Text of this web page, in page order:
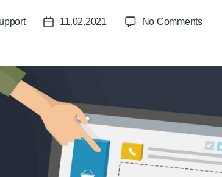
Post11.02.2021 No Commentson